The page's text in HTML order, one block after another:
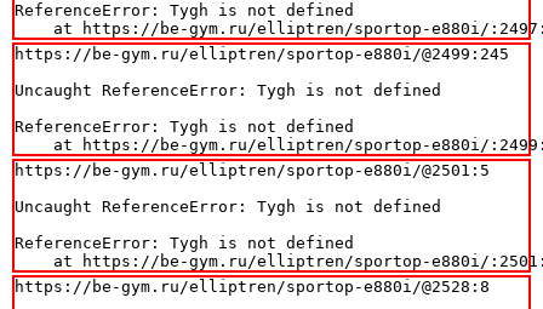
ReferenceError: Tygh is not defined
at https://be-gym.ru/elliptren/sportop-e880i/
https://be-gym.ru/elliptren/sportop-e880i/@2499:245
Uncaught ReferenceError: Tygh is not defined
ReferenceError: Tygh is not defined
at https://be-gym.ru/elliptren/sportop-e880i/
https://be-gym.ru/elliptren/sportop-e880i/@2501:5
Uncaught ReferenceError: Tygh is not defined
ReferenceError: Tygh is not defined
at https://be-gym.ru/elliptren/sportop-e880i/
https://be-gym.ru/elliptren/sportop-e880i/@2528:8